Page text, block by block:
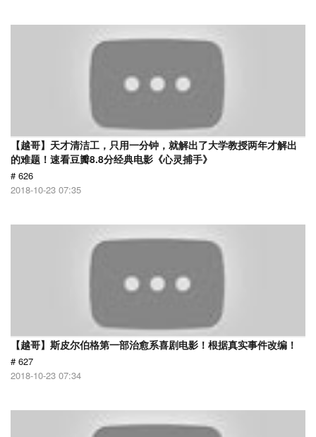
【越哥】天才清洁工，只用一分钟，就解出了大学教授两年才解出
的难题！速看豆瓣8.8分经典电影《心灵捕手》
# 626
2018-10-23 07:35
【越哥】斯皮尔伯格第一部治愈系喜剧电影！根据真实事件改编！
# 627
2018-10-23 07:34